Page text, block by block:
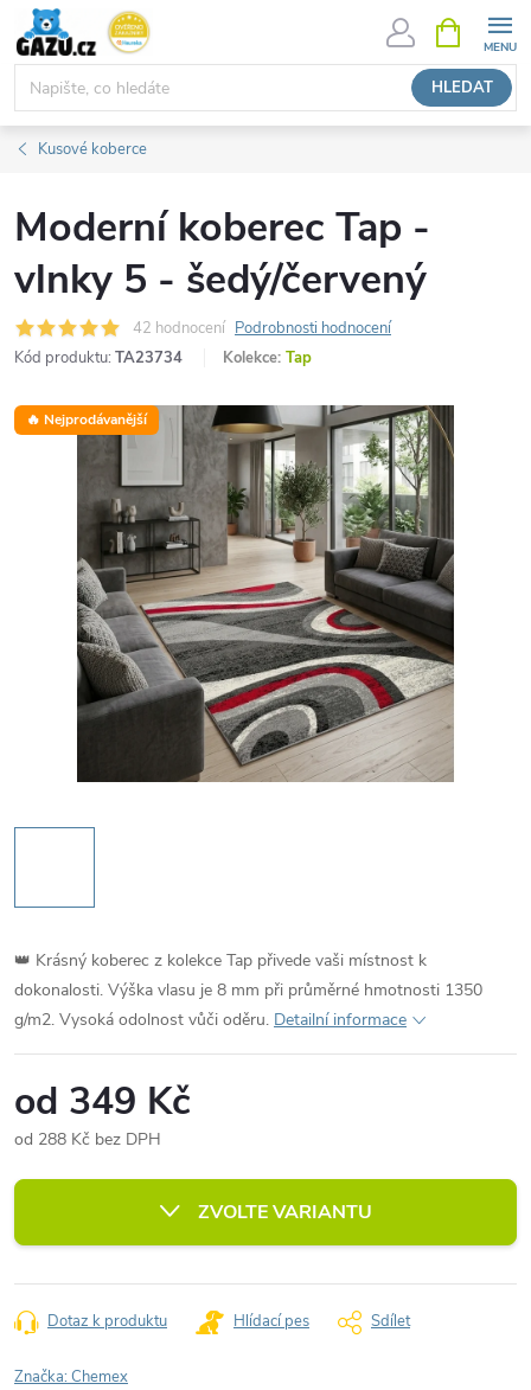
Přejít
obsah
HLEDAT
NÁKUPNÍ
KOŠÍK
Kusové koberce
Moderní koberec Tap -
vlnky 5 - šedý/červený
42 hodnocení Podrobnosti hodnocení
Kód produktu: TA23734 Kolekce: Tap
🔥 Nejprodávanější
👑 Krásný koberec z kolekce Tap přivede vaši místnost k
dokonalosti. Výška vlasu je 8 mm při průměrné hmotnosti 1350
g/m2. Vysoká odolnost vůči oděru. Detailní informace
od 349 Kč
od 288 Kč bez DPH
cena:
ZVOLTE VARIANTU
Dotaz k produktu Hlídací pes Sdílet
Značka:Chemex